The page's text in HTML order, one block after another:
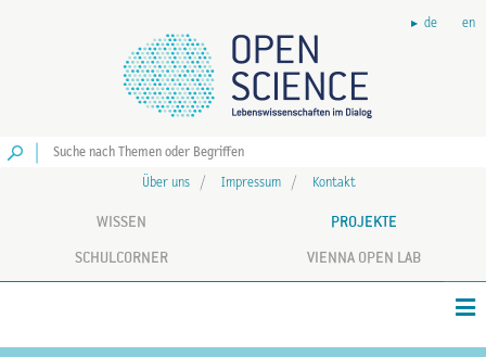
de en
Über uns Impressum Kontakt
WISSEN PROJEKTE
SCHULCORNER VIENNA OPEN LAB